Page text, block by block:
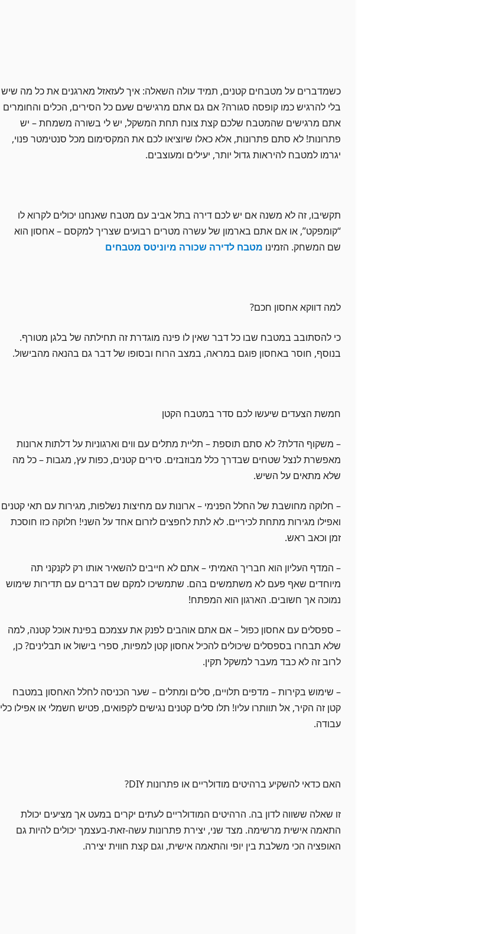
כשמדברים על מטבחים קטנים, תמיד עולה השאלה: איך לעזאזל מארגנים את כל מה שיש
בלי להרגיש כמו קופסה סגורה? אם גם אתם מרגישים שעם כל הסירים, הכלים והחומרים
אתם מרגישים שהמטבח שלכם קצת צונח תחת המשקל, יש לי בשורה משמחת – יש
פתרונות! לא סתם פתרונות, אלא כאלו שיוציאו לכם את המקסימום מכל סנטימטר פנוי,
יגרמו למטבח להיראות גדול יותר, יעילים ומעוצבים.
תקשיבו, זה לא משנה אם יש לכם דירה בתל אביב עם מטבח שאנחנו יכולים לקרוא לו
“קומפקט”, או אם אתם בארמון של עשרה מטרים רבועים שצריך למקסם – אחסון הוא
שם המשחק. הזמינו מטבח לדירה שכורה מיוניטס מטבחים
למה דווקא אחסון חכם?
כי להסתובב במטבח שבו כל דבר שאין לו פינה מוגדרת זה תחילתה של בלגן מטורף.
בנוסף, חוסר באחסון פוגם במראה, במצב הרוח ובסופו של דבר גם בהנאה מהבישול.
חמשת הצעדים שיעשו לכם סדר במטבח הקטן
– משקוף הדלת? לא סתם תוספת – תליית מתלים עם ווים וארגוניות על דלתות ארונות
מאפשרת לנצל שטחים שבדרך כלל מבוזבזים. סירים קטנים, כפות עץ, מגבות – כל מה
שלא מתאים על השיש.
– חלוקה מחושבת של החלל הפנימי – ארונות עם מחיצות נשלפות, מגירות עם תאי קטנים
ואפילו מגירות מתחת לכיריים. לא לתת לחפצים לזרום אחד על השני! חלוקה כזו חוסכת
זמן וכאב ראש.
– המדף העליון הוא חבריך האמיתי – אתם לא חייבים להשאיר אותו רק לקנקני תה
מיוחדים שאף פעם לא משתמשים בהם. שתמשיכו למקם שם דברים עם תדירות שימוש
נמוכה אך חשובים. הארגון הוא המפתח!
– ספסלים עם אחסון כפול – אם אתם אוהבים לפנק את עצמכם בפינת אוכל קטנה, למה
שלא תבחרו בספסלים שיכולים להכיל אחסון קטן למפיות, ספרי בישול או תבלינים? כן,
לרוב זה לא כבד מעבר למשקל תקין.
– שימוש בקירות – מדפים תלויים, סלים ומתלים – שער הכניסה לחלל האחסון במטבח
קטן זה הקיר, אל תוותרו עליו! תלו סלים קטנים נגישים לקפואים, פטיש חשמלי או אפילו כלי
עבודה.
האם כדאי להשקיע ברהיטים מודולריים או פתרונות DIY?
זו שאלה ששווה לדון בה. הרהיטים המודולריים לעתים יקרים במעט אך מציעים יכולת
התאמה אישית מרשימה. מצד שני, יצירת פתרונות עשה-זאת-בעצמך יכולים להיות גם
האופציה הכי משלבת בין יופי והתאמה אישית, וגם קצת חווית יצירה.